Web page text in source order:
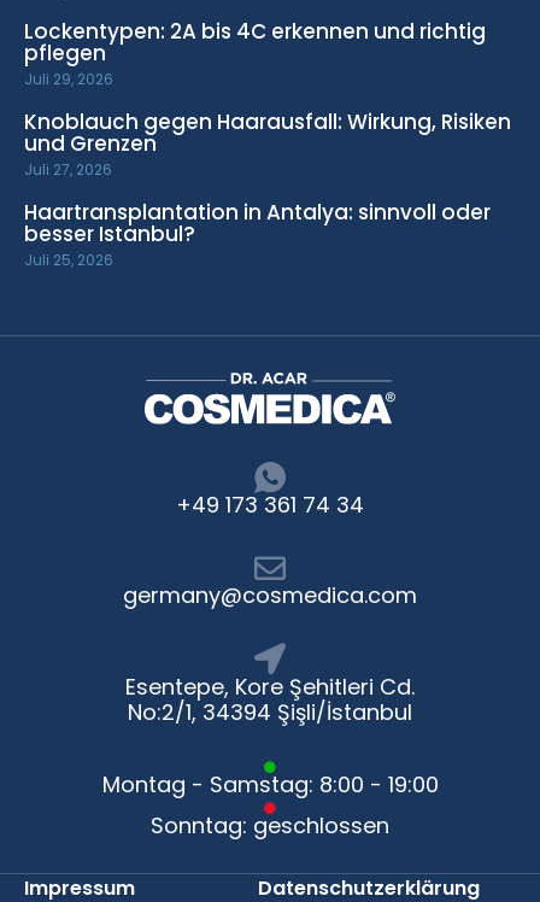
Lockentypen: 2A bis 4C erkennen und richtig
pflegen
Juli 29, 2026
Knoblauch gegen Haarausfall: Wirkung, Risiken
und Grenzen
Juli 27, 2026
Haartransplantation in Antalya: sinnvoll oder
besser Istanbul?
Juli 25, 2026
+49 173 361 74 34
germany@cosmedica.com
Esentepe, Kore Şehitleri Cd.
No:2/1, 34394 Şişli/İstanbul
Montag - Samstag: 8:00 - 19:00
Sonntag: geschlossen
Impressum Datenschutzerklärung